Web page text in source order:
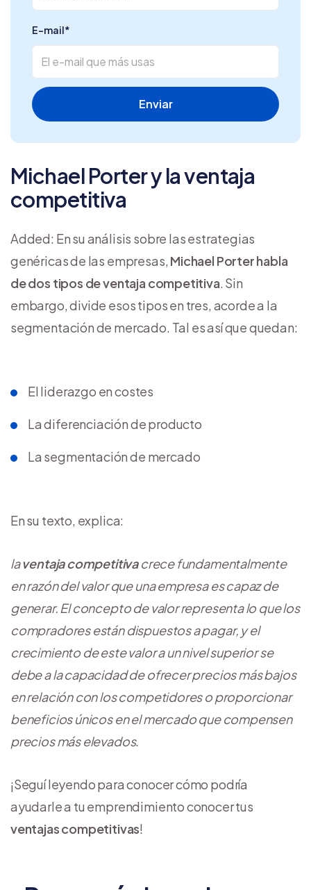
E-mail*
Michael Porter y la ventaja
competitiva
Added: En su análisis sobre las estrategias
genéricas de las empresas, Michael Porter habla
de dos tipos de ventaja competitiva. Sin
embargo, divide esos tipos en tres, acorde a la
segmentación de mercado. Tal es así que quedan:
El liderazgo en costes
La diferenciación de producto
La segmentación de mercado
En su texto, explica:
laventaja competitivacrece fundamentalmente
en razón del valor que una empresa es capaz de
generar. El concepto de valor representa lo que los
compradores están dispuestos a pagar, y el
crecimiento de este valor a un nivel superior se
debe a la capacidad de ofrecer precios más bajos
en relación con los competidores o proporcionar
beneficios únicos en el mercado que compensen
precios más elevados.
¡Seguí leyendo para conocer cómo podría
ayudarle a tu emprendimiento conocer tus
ventajas competitivas!